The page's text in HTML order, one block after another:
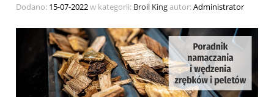
Dodano: 15-07-2022w kategorii: Broil Kingautor:Administrator